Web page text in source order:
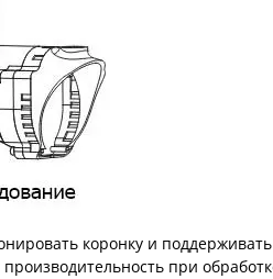
коронку и
при